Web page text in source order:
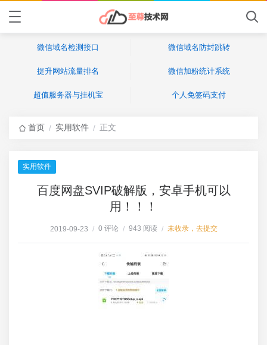
微信域名检测接口 微信域名防封跳转
提升网站流量排名 微信加粉统计系统
超值服务器与挂机宝 个人免签码支付
首页 / 实用软件 / 正文
实用软件
百度网盘SVIP破解版，安卓手机可以
用！！！
2019-09-23 / 0 评论 / 943 阅读 / 未收录，去提交